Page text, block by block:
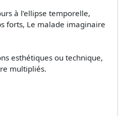
à l’ellipse temporelle,
forts, Le malade imaginaire
esthétiques ou technique,
multipliés.